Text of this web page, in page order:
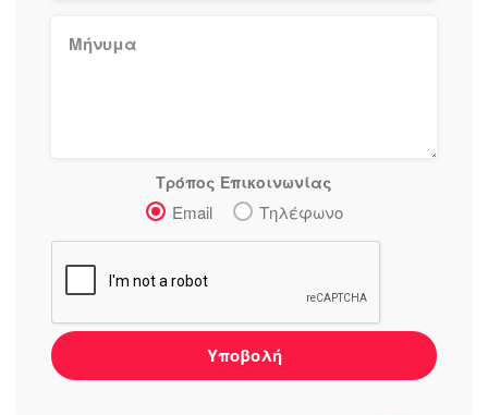
Τρόπος Επικοινωνίας
Email Τηλέφωνο
Υποβολή